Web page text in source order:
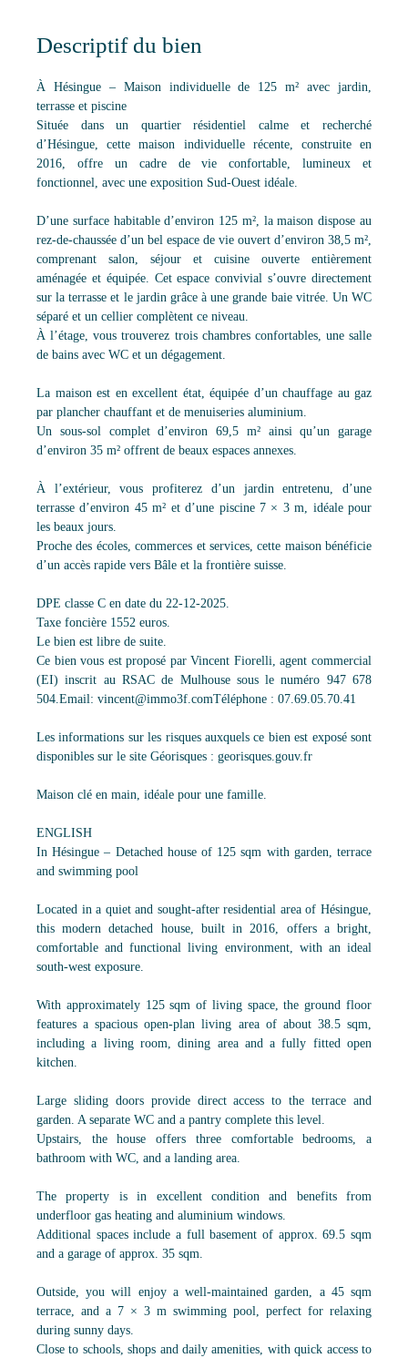
Descriptif du bien
À Hésingue – Maison individuelle de 125 m² avec jardin,
terrasse et piscine
Située dans un quartier résidentiel calme et recherché
d’Hésingue, cette maison individuelle récente, construite en
2016, offre un cadre de vie confortable, lumineux et
fonctionnel, avec une exposition Sud-Ouest idéale.
D’une surface habitable d’environ 125 m², la maison dispose au
rez-de-chaussée d’un bel espace de vie ouvert d’environ 38,5 m²,
comprenant salon, séjour et cuisine ouverte entièrement
aménagée et équipée. Cet espace convivial s’ouvre directement
sur la terrasse et le jardin grâce à une grande baie vitrée. Un WC
séparé et un cellier complètent ce niveau.
À l’étage, vous trouverez trois chambres confortables, une salle
de bains avec WC et un dégagement.
La maison est en excellent état, équipée d’un chauffage au gaz
par plancher chauffant et de menuiseries aluminium.
Un sous-sol complet d’environ 69,5 m² ainsi qu’un garage
d’environ 35 m² offrent de beaux espaces annexes.
À l’extérieur, vous profiterez d’un jardin entretenu, d’une
terrasse d’environ 45 m² et d’une piscine 7 × 3 m, idéale pour
les beaux jours.
Proche des écoles, commerces et services, cette maison bénéficie
d’un accès rapide vers Bâle et la frontière suisse.
DPE classe C en date du 22-12-2025.
Taxe foncière 1552 euros.
Le bien est libre de suite.
Ce bien vous est proposé par Vincent Fiorelli, agent commercial
(EI) inscrit au RSAC de Mulhouse sous le numéro 947 678
504.Email: vincent@immo3f.comTéléphone : 07.69.05.70.41
Les informations sur les risques auxquels ce bien est exposé sont
disponibles sur le site Géorisques : georisques.gouv.fr
Maison clé en main, idéale pour une famille.
ENGLISH
In Hésingue – Detached house of 125 sqm with garden, terrace
and swimming pool
Located in a quiet and sought-after residential area of Hésingue,
this modern detached house, built in 2016, offers a bright,
comfortable and functional living environment, with an ideal
south-west exposure.
With approximately 125 sqm of living space, the ground floor
features a spacious open-plan living area of about 38.5 sqm,
including a living room, dining area and a fully fitted open
kitchen.
Large sliding doors provide direct access to the terrace and
garden. A separate WC and a pantry complete this level.
Upstairs, the house offers three comfortable bedrooms, a
bathroom with WC, and a landing area.
The property is in excellent condition and benefits from
underfloor gas heating and aluminium windows.
Additional spaces include a full basement of approx. 69.5 sqm
and a garage of approx. 35 sqm.
Outside, you will enjoy a well-maintained garden, a 45 sqm
terrace, and a 7 × 3 m swimming pool, perfect for relaxing
during sunny days.
Close to schools, shops and daily amenities, with quick access to